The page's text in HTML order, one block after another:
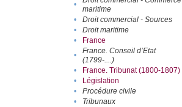
•
maritime
• Droit commercial - Sources
•
Droit maritime
•
France
•
France. Conseil d’Etat
(1799-....)
• France. Tribunat (1800-1807)
•
Législation
•
Procédure civile
•
Tribunaux